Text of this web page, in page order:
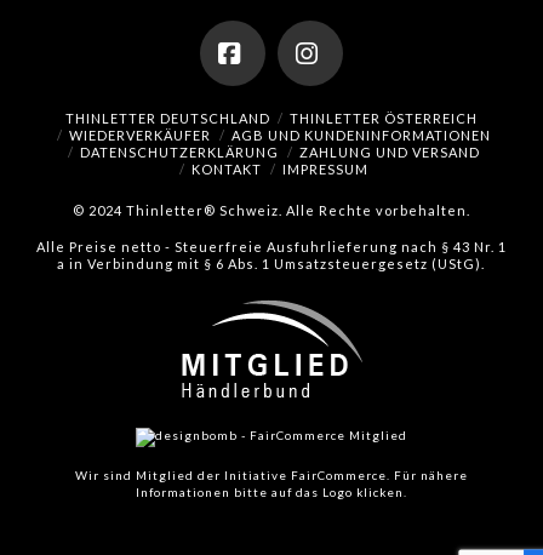
FacebookInstagram
THINLETTER DEUTSCHLAND
THINLETTER ÖSTERREICH
WIEDERVERKÄUFER
AGB UND KUNDENINFORMATIONEN
DATENSCHUTZERKLÄRUNG
ZAHLUNG UND VERSAND
KONTAKT
IMPRESSUM
© 2024 Thinletter® Schweiz. Alle Rechte vorbehalten.
Alle Preise netto - Steuerfreie Ausfuhrlieferung nach § 43 Nr. 1
a in Verbindung mit § 6 Abs. 1 Umsatzsteuergesetz (UStG).
Wir sind Mitglied der Initiative FairCommerce.
Für nähere
Informationen bitte auf das Logo klicken.